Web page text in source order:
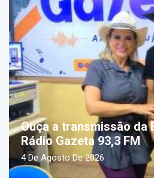
Ouça a transmissão da
Rádio Gazeta 93,3 FM
4 De Agosto De 2026